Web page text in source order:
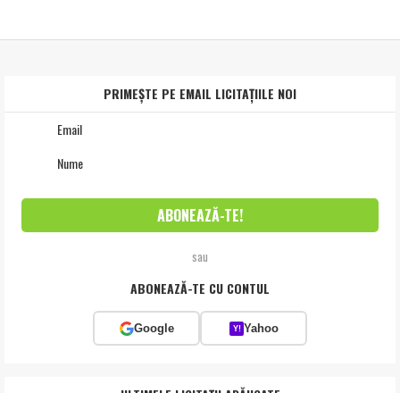
PRIMEȘTE PE EMAIL LICITAȚIILE NOI
sau
ABONEAZĂ-TE CU CONTUL
Google Y! Yahoo